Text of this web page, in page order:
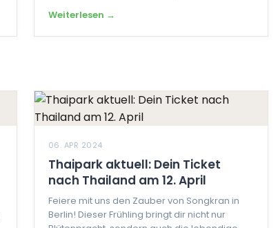
Weiterlesen →
06. APR 2024
Thaipark aktuell: Dein Ticket
nach Thailand am 12. April
Feiere mit uns den Zauber von Songkran in
Berlin! Dieser Frühling bringt dir nicht nur